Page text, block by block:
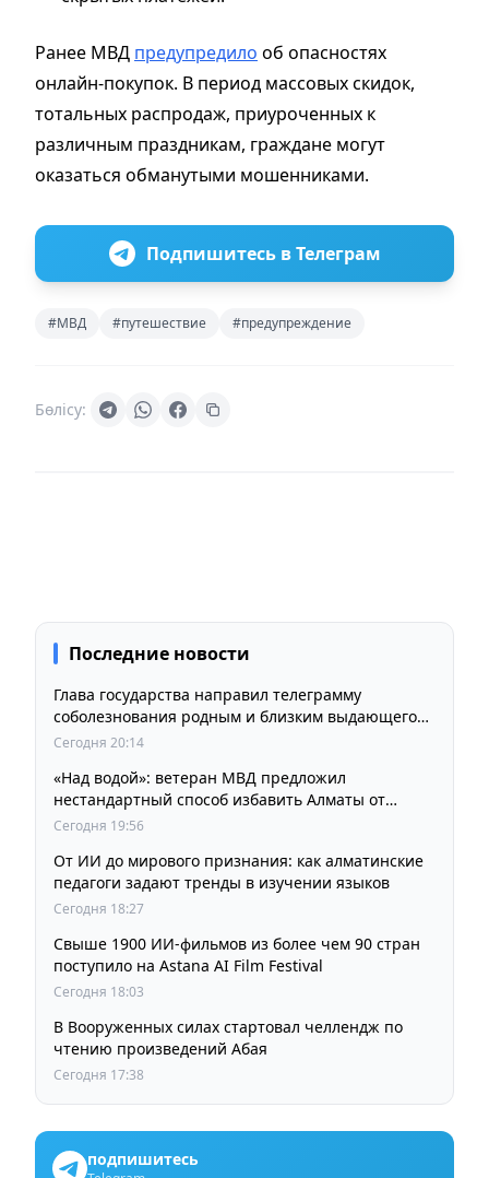
Ранее МВД предупредило об опасностях
онлайн-покупок. В период массовых скидок,
тотальных распродаж, приуроченных к
различным праздникам, граждане могут
оказаться обманутыми мошенниками.
Подпишитесь в Телеграм
#МВД #путешествие #предупреждение
Бөлісу:
Последние новости
Глава государства направил телеграмму
соболезнования родным и близким выдающегося
кинорежиссера Ардака Амиркулова
Сегодня 20:14
«Над водой»: ветеран МВД предложил
нестандартный способ избавить Алматы от
пробок и смога
Сегодня 19:56
От ИИ до мирового признания: как алматинские
педагоги задают тренды в изучении языков
Сегодня 18:27
Свыше 1900 ИИ-фильмов из более чем 90 стран
поступило на Astana AI Film Festival
Сегодня 18:03
В Вооруженных силах стартовал челлендж по
чтению произведений Абая
Сегодня 17:38
подпишитесь